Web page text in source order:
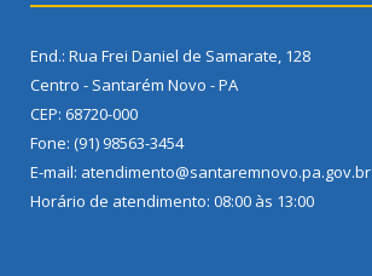
End.: Rua Frei Daniel de Samarate, 128
Centro - Santarém Novo - PA
CEP: 68720-000
Fone: (91) 98563-3454
E-mail: atendimento@santaremnovo.pa.gov.br
Horário de atendimento: 08:00 às 13:00